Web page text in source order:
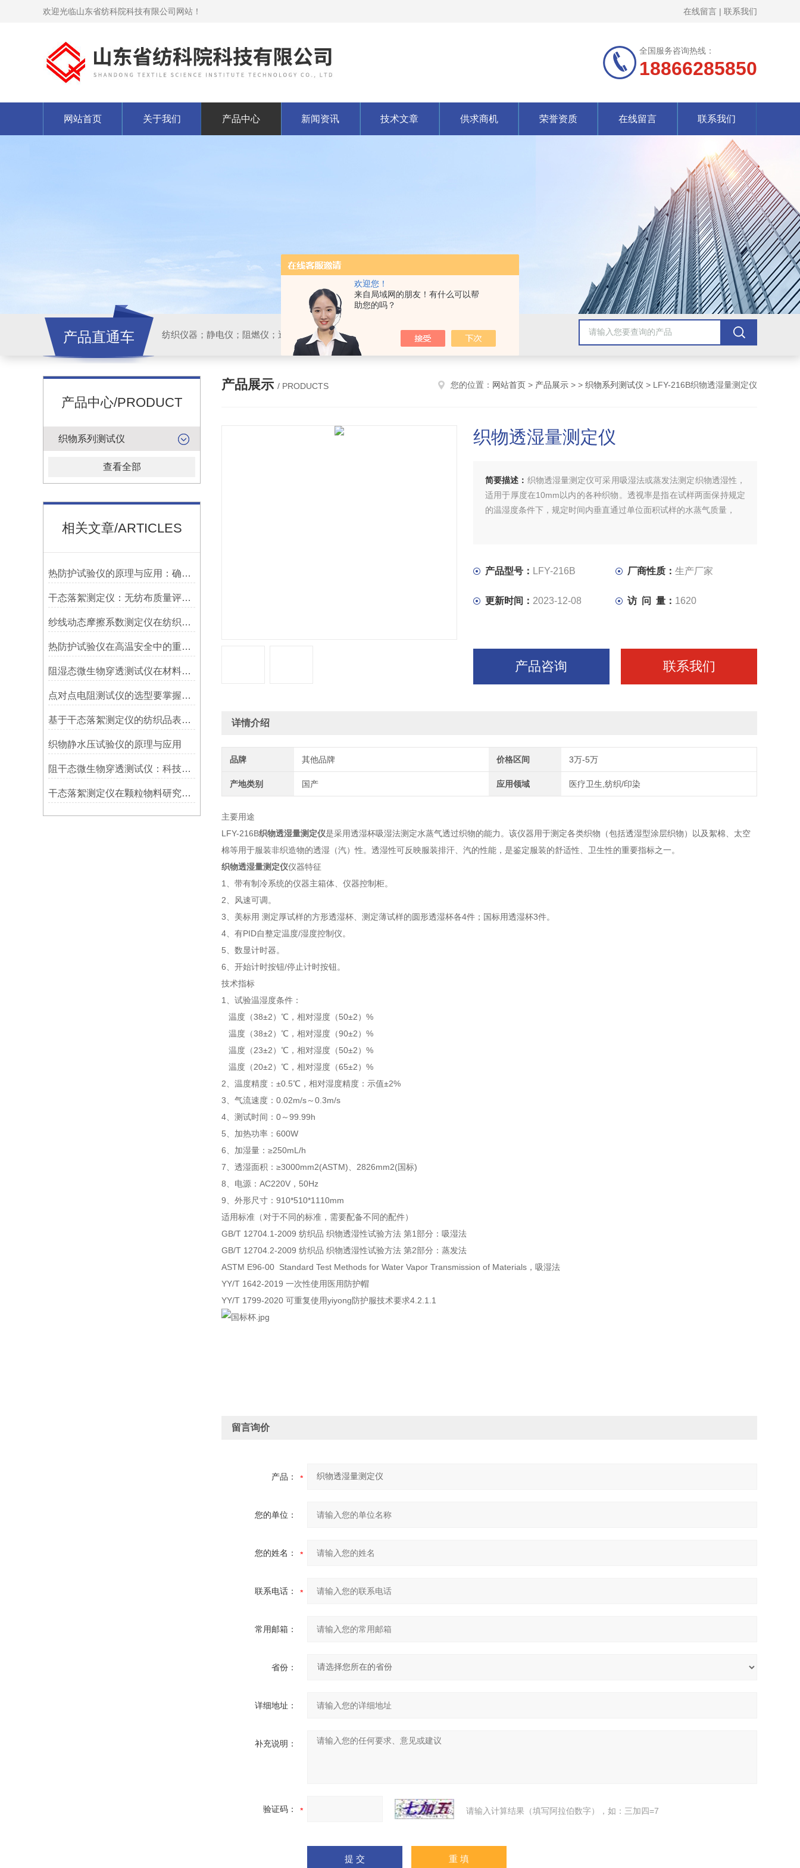
欢迎您！
来自局域网的朋友！有什么可以帮
助您的吗？
欢迎光临山东省纺科院科技有限公司网站！ 在线留言 | 联系我们
全国服务咨询热线：
18866285850
网站首页 关于我们 产品中心 新闻资讯 技术文章 供求商机 荣誉资质 在线留言 联系我们
产品直通车 纺织仪器；静电仪；阻燃仪；透湿仪；静水压仪
产品展示 / PRODUCTS 您的位置： 网站首页 > 产品展示 > > 织物系列测试仪 > LFY-216B织物透湿量测定仪
织物透湿量测定仪
简要描述： 织物透湿量测定仪可采用吸湿法或蒸发法测定织物透湿性，
适用于厚度在10mm以内的各种织物。透视率是指在试样两面保持规定
的温湿度条件下，规定时间内垂直通过单位面积试样的水蒸气质量，
产品型号： LFY-216B 厂商性质： 生产厂家
更新时间： 2023-12-08 访 问 量： 1620
产品咨询 联系我们
详情介绍
品牌 其他品牌 价格区间 3万-5万
产地类别 国产 应用领域 医疗卫生,纺织/印染
主要用途
LFY-216B织物透湿量测定仪是采用透湿杯吸湿法测定水蒸气透过织物的能力。该仪器用于测定各类织物（包括透湿型涂层织物）以及絮棉、太空
棉等用于服装非织造物的透湿（汽）性。透湿性可反映服装排汗、汽的性能，是鉴定服装的舒适性、卫生性的重要指标之一。
织物透湿量测定仪仪器特征
1、带有制冷系统的仪器主箱体、仪器控制柜。
2、风速可调。
3、美标用 测定厚试样的方形透湿杯、测定薄试样的圆形透湿杯各4件；国标用透湿杯3件。
4、有PID自整定温度/湿度控制仪。
5、数显计时器。
6、开始计时按钮/停止计时按钮。
技术指标
1、试验温湿度条件：
温度（38±2）℃，相对湿度（50±2）%
温度（38±2）℃，相对湿度（90±2）%
温度（23±2）℃，相对湿度（50±2）%
温度（20±2）℃，相对湿度（65±2）%
2、温度精度：±0.5℃，相对湿度精度：示值±2%
3、气流速度：0.02m/s～0.3m/s
4、测试时间：0～99.99h
5、加热功率：600W
6、加湿量：≥250mL/h
7、透湿面积：≥3000mm2(ASTM)、2826mm2(国标)
8、电源：AC220V，50Hz
9、外形尺寸：910*510*1110mm
适用标准（对于不同的标准，需要配备不同的配件）
GB/T 12704.1-2009 纺织品 织物透湿性试验方法 第1部分：吸湿法
GB/T 12704.2-2009 纺织品 织物透湿性试验方法 第2部分：蒸发法
ASTM E96-00 Standard Test Methods for Water Vapor Transmission of Materials，吸湿法
YY/T 1642-2019 一次性使用医用防护帽
YY/T 1799-2020 可重复使用yiyong防护服技术要求4.2.1.1
留言询价
产品：
您的单位：
您的姓名：
联系电话：
常用邮箱：
省份：
详细地址：
补充说明：
验证码： 请输入计算结果（填写阿拉伯数字），如：三加四=7
产品中心/PRODUCT
织物系列测试仪
查看全部
相关文章/ARTICLES
热防护试验仪的原理与应用：确保高温环境下材料的安全性
干态落絮测定仪：无纺布质量评估的关键工具
纱线动态摩擦系数测定仪在纺织行业中的应用
热防护试验仪在高温安全中的重要作用
阻湿态微生物穿透测试仪在材料防护性能评估中的重要性
点对点电阻测试仪的选型要掌握这些内容
基于干态落絮测定仪的纺织品表面性能评估方法研究
织物静水压试验仪的原理与应用
阻干态微生物穿透测试仪：科技守护无菌环境
干态落絮测定仪在颗粒物料研究中的作用